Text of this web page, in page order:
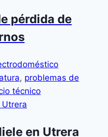
pérdida de
, problemas de
técnico
en Utrera